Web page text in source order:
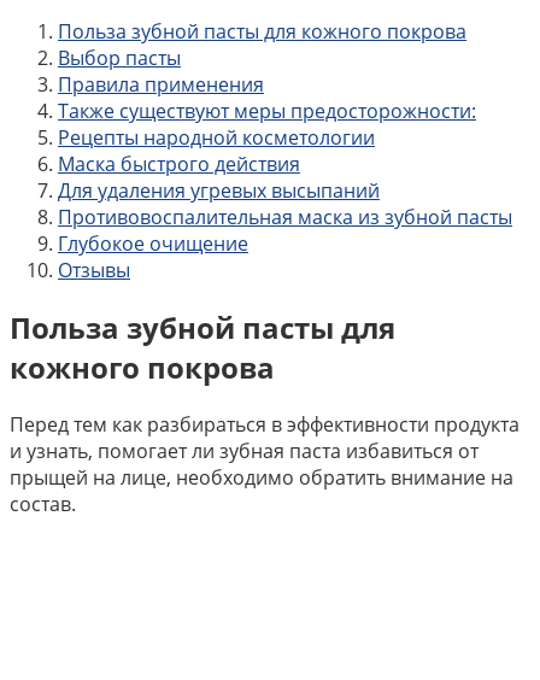
Польза зубной пасты для кожного покрова
Выбор пасты
Правила применения
Также существуют меры предосторожности:
Рецепты народной косметологии
Маска быстрого действия
Для удаления угревых высыпаний
Противовоспалительная маска из зубной пасты
Глубокое очищение
Отзывы
Польза зубной пасты для
кожного покрова
Перед тем как разбираться в эффективности продукта
и узнать, помогает ли зубная паста избавиться от
прыщей на лице, необходимо обратить внимание на
состав.